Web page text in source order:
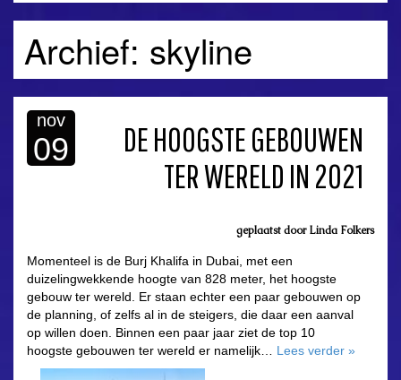
Archief: skyline
nov
09
DE HOOGSTE GEBOUWEN
TER WERELD IN 2021
geplaatst doorLinda Folkers
Momenteel is de Burj Khalifa in Dubai, met een
duizelingwekkende hoogte van 828 meter, het hoogste
gebouw ter wereld. Er staan echter een paar gebouwen op
de planning, of zelfs al in de steigers, die daar een aanval
op willen doen. Binnen een paar jaar ziet de top 10
hoogste gebouwen ter wereld er namelijk… Lees verder »